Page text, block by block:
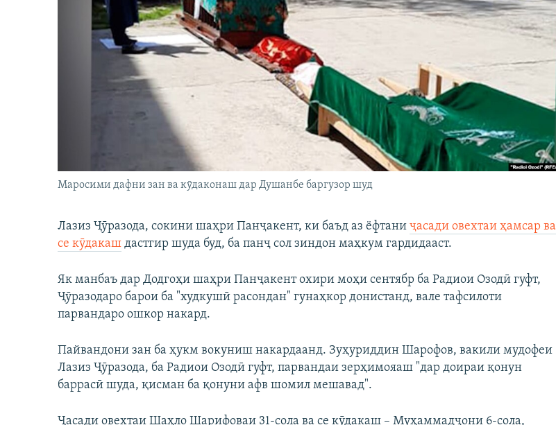
Маросими дафни зан ва кӯдаконаш дар Душанбе баргузор шуд
Лазиз Ҷӯразода, сокини шаҳри Панҷакент, ки баъд аз ёфтани ҷасади овехтаи ҳамсар ва
се кӯдакаш дастгир шуда буд, ба панҷ сол зиндон маҳкум гардидааст.
Як манбаъ дар Додгоҳи шаҳри Панҷакент охири моҳи сентябр ба Радиои Озодӣ гуфт,
Ҷӯразодаро барои ба "худкушӣ расондан" гунаҳкор донистанд, вале тафсилоти
парвандаро ошкор накард.
Пайвандони зан ба ҳукм вокуниш накардаанд. Зуҳуриддин Шарофов, вакили мудофеи
Лазиз Ҷӯразода, ба Радиои Озодӣ гуфт, парвандаи зерҳимояаш "дар доираи қонун
баррасӣ шуда, қисман ба қонуни афв шомил мешавад".
Ҷасади овехтаи Шаҳло Шарифоваи 31-сола ва се кӯдакаш – Муҳаммадҷони 6-сола,